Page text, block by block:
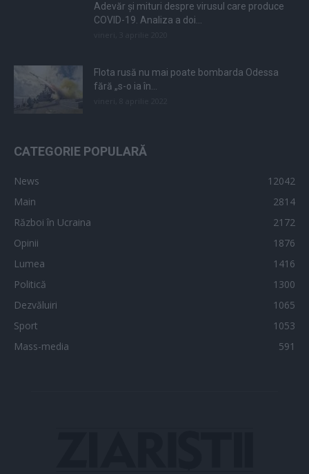
Adevăr și mituri despre virusul care produce
COVID-19. Analiza a doi...
Flota rusă nu mai poate bombarda Odessa
fără „s-o ia în...
CATEGORIE POPULARĂ
News
12042
Main
2814
Război în Ucraina
2172
Opinii
1876
Lumea
1416
Politică
1300
Dezvăluiri
1065
Sport
1053
Mass-media
591